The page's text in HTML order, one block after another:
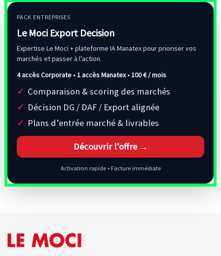
PACK ENTREPRISES
Le Moci Export Decision
Expertise Le Moci + plateforme IA Manatex pour prioriser vos
marchés et passer à l’action.
4 accès Corporate • 1 accès Manatex •100 € / mois
Comparaison & scoring des marchés
Décision DG / DAF / Export alignée
Plans d’entrée marché & livrables
Découvrir l’offre →
Activation rapide • Facture immédiate